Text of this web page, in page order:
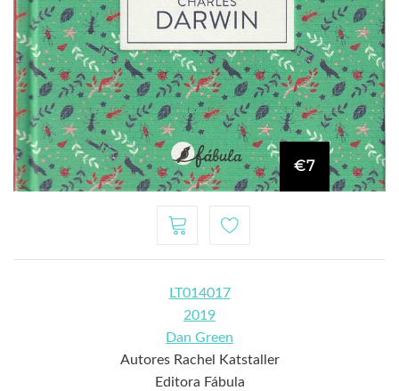
€7
LT014017
2019
Dan Green
Autores Rachel Katstaller
Editora Fábula